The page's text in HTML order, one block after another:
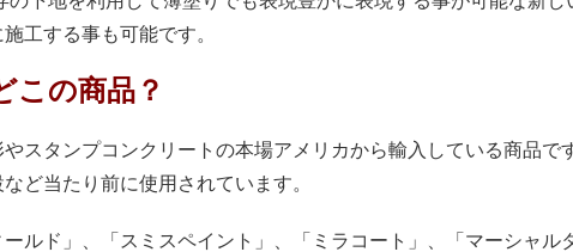
工する事も可能です。
この商品？
スタンプコンクリートの本場アメリカから輸入している商品
ど当たり前に使用されています。
ルド」、「スミスペイント」、「ミラコート」、「マーシャ